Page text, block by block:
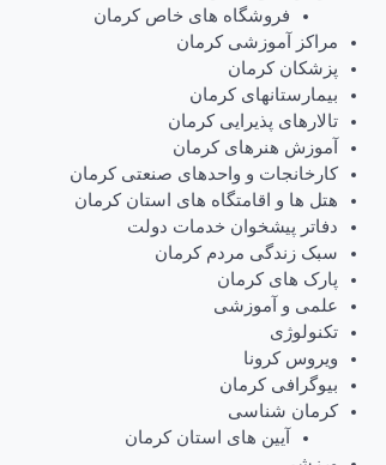
فروشگاه های خاص کرمان
مراکز آموزشی کرمان
پزشکان کرمان
بیمارستانهای کرمان
تالارهای پذیرایی کرمان
آموزش هنرهای کرمان
کارخانجات و واحدهای صنعتی کرمان
هتل ها و اقامتگاه های استان کرمان
دفاتر پیشخوان خدمات دولت
سبک زندگی مردم کرمان
پارک های کرمان
علمی و آموزشی
تکنولوژی
ویروس کرونا
بیوگرافی کرمان
کرمان شناسی
آیین های استان کرمان